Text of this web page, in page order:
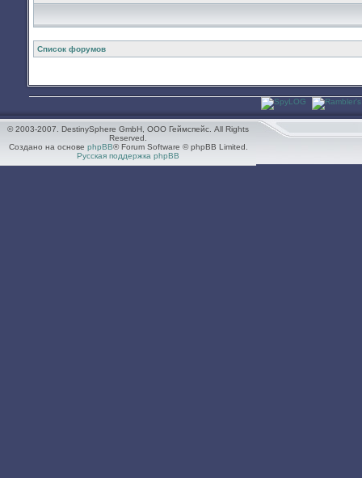
Список форумов
© 2003-2007. DestinySphere GmbH, ООО Геймспейс. All Rights
Reserved.
Создано на основе phpBB® Forum Software © phpBB Limited.
Русская поддержка phpBB